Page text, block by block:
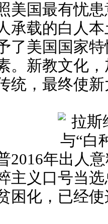
美国最有忧
承载的白人
了美国国家
。新教文化
统，最终使
2016年出人
主义口号当
困化，已经